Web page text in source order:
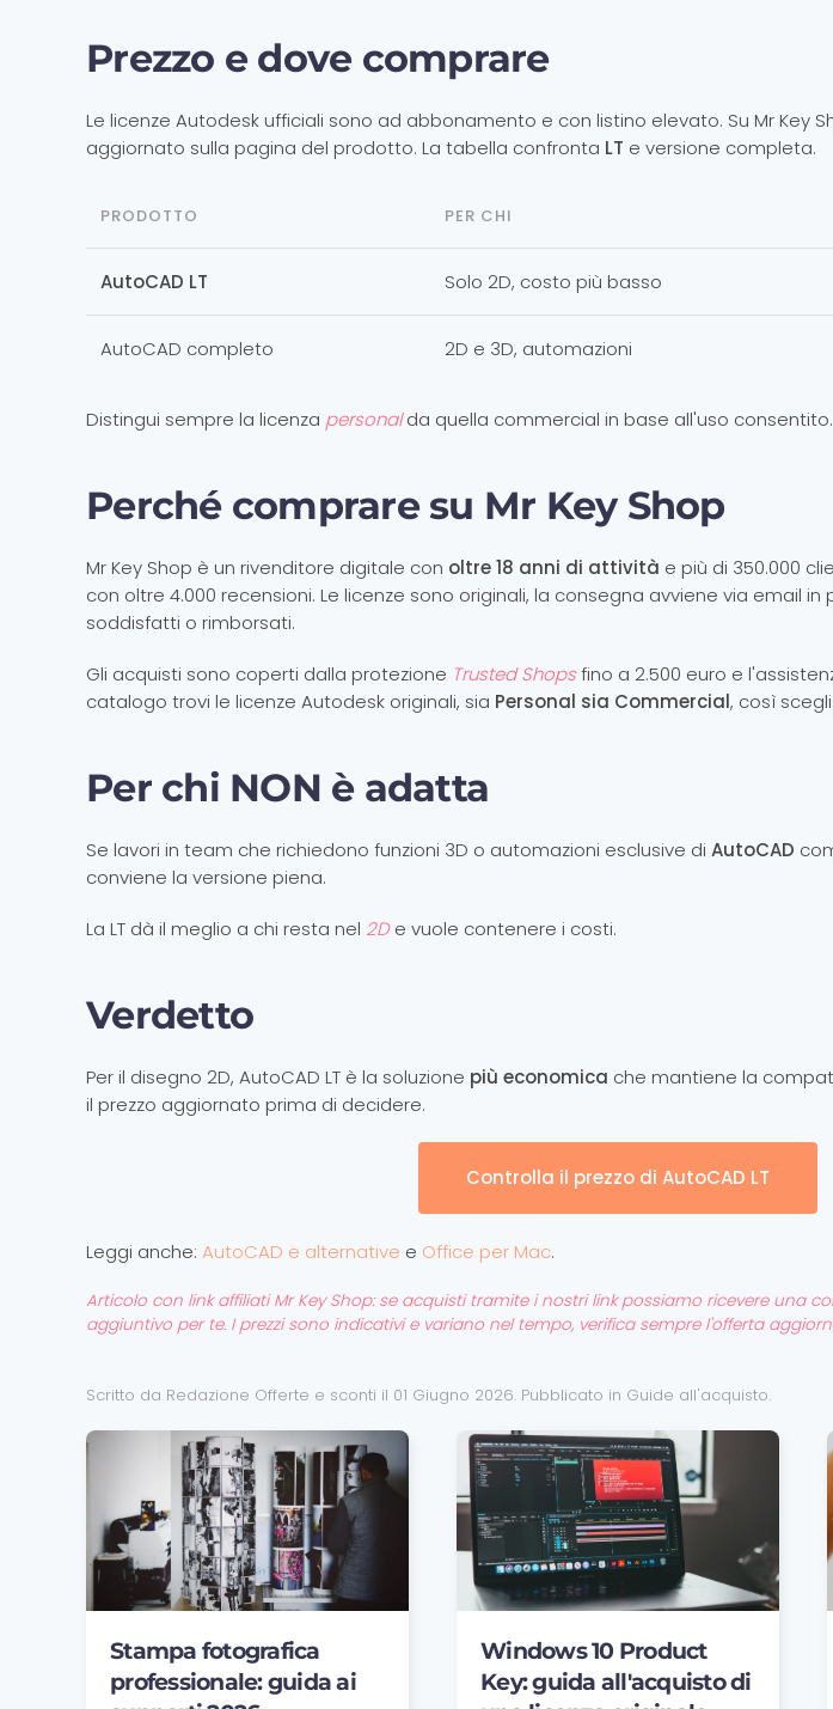
Prezzo e dove comprare
Le licenze Autodesk ufficiali sono ad abbonamento e con listino elevato. Su Mr Key
aggiornato sulla pagina del prodotto. La tabella confronta LT e versione completa.
PRODOTTO PER CHI
AutoCAD LT Solo 2D, costo più basso
AutoCAD completo 2D e 3D, automazioni
Distingui sempre la licenza personalda quella commercial in base all'uso consentito.
Perché comprare su Mr Key Shop
Mr Key Shop è un rivenditore digitale con oltre 18 anni di attività e più di 350.000
con oltre 4.000 recensioni. Le licenze sono originali, la consegna avviene via email
soddisfatti o rimborsati.
Gli acquisti sono coperti dalla protezione Trusted Shopsfino a 2.500 euro e
catalogo trovi le licenze Autodesk originali, sia Personal sia Commercial, così
Per chi NON è adatta
Se lavori in team che richiedono funzioni 3D o automazioni esclusive di AutoCAD
conviene la versione piena.
La LT dà il meglio a chi resta nel 2De vuole contenere i costi.
Verdetto
Per il disegno 2D, AutoCAD LT è la soluzione più economica che mantiene la
il prezzo aggiornato prima di decidere.
Controlla il prezzo di AutoCAD LT
Leggi anche: AutoCAD e alternative e Office per Mac.
Articolo con link affiliati Mr Key Shop: se acquisti tramite i nostri link possiamo ricevere una
aggiuntivo per te. I prezzi sono indicativi e variano nel tempo, verifica sempre l'offerta
Scritto da Redazione Offerte e sconti il 01 Giugno 2026. Pubblicato in Guide all'acquisto.
Stampa fotografica
professionale: guida ai
Windows 10 Product
Key: guida all'acquisto di